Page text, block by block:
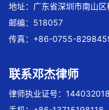
地址：广东省深圳市南山
邮编：518057
传真：+86-0755-
联系邓杰律师
律师执业证号：